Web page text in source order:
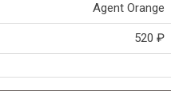
Agent Orange
520 ₽